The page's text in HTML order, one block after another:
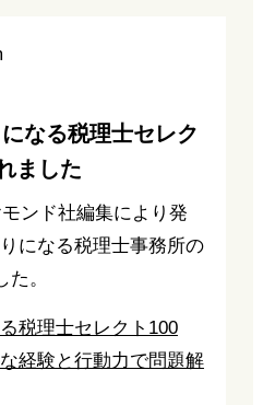
なる税理士セレク
ました
ンド社編集により発
になる税理士事務所の
。
税理士セレクト100
経験と行動力で問題解